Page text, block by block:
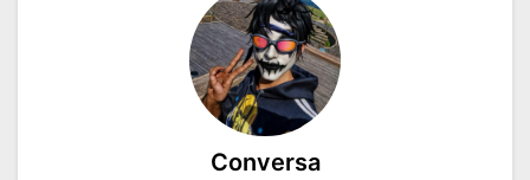
Conversa